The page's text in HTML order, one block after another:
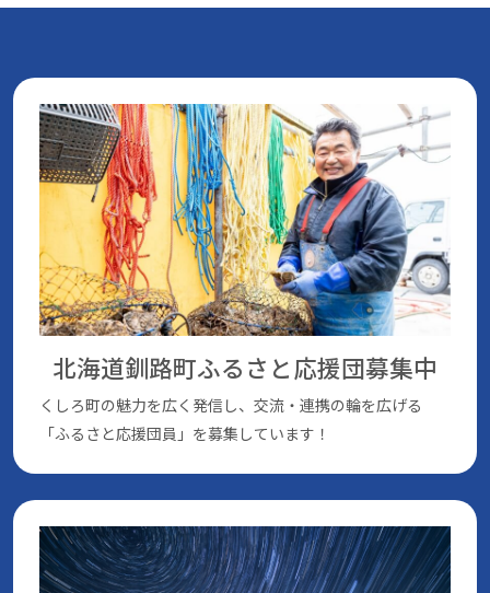
北海道釧路町ふるさと応援団募集中
くしろ町の魅⼒を広く発信し、交流・連携の輪を広げる
「ふるさと応援団員」を募集しています！